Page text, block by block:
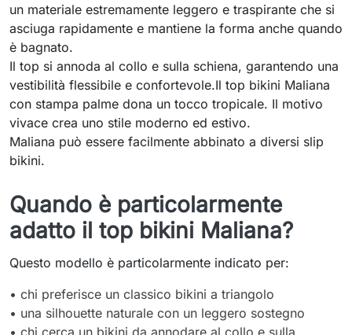
un materiale estremamente leggero e traspirante che si
asciuga rapidamente e mantiene la forma anche quando
è bagnato.
Il top si annoda al collo e sulla schiena, garantendo una
vestibilità flessibile e confortevole.Il top bikini Maliana
con stampa palme dona un tocco tropicale. Il motivo
vivace crea uno stile moderno ed estivo.
Maliana può essere facilmente abbinato a diversi slip
bikini.
Quando è particolarmente
adatto il top bikini Maliana?
Questo modello è particolarmente indicato per:
• chi preferisce un classico bikini a triangolo
• una silhouette naturale con un leggero sostegno